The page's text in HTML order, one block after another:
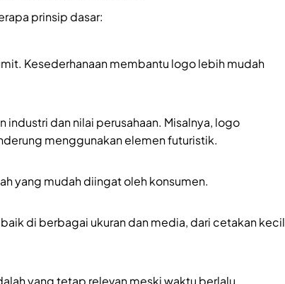
prinsip dasar:
Kesederhanaan membantu logo lebih mudah
industri dan nilai perusahaan. Misalnya, logo
menggunakan elemen futuristik.
yang mudah diingat oleh konsumen.
di berbagai ukuran dan media, dari cetakan kecil
yang tetap relevan meski waktu berlalu.